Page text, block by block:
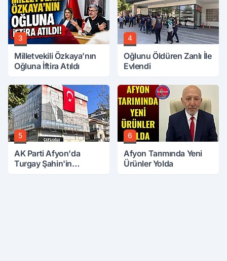
3
Milletvekili Özkaya’nın
Oğluna İftira Atıldı
4
Oğlunu Öldüren Zanlı İle
Evlendi
5
AK Parti Afyon'da
Turgay Şahin'in
6
Afyon Tarımında Yeni
Ürünler Yolda